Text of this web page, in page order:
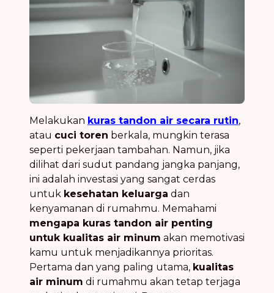
Melakukan kuras tandon air secara rutin,
atau cuci toren berkala, mungkin terasa
seperti pekerjaan tambahan. Namun, jika
dilihat dari sudut pandang jangka panjang,
ini adalah investasi yang sangat cerdas
untuk kesehatan keluarga dan
kenyamanan di rumahmu. Memahami
mengapa kuras tandon air penting
untuk kualitas air minum akan memotivasi
kamu untuk menjadikannya prioritas.
Pertama dan yang paling utama, kualitas
air minum di rumahmu akan tetap terjaga